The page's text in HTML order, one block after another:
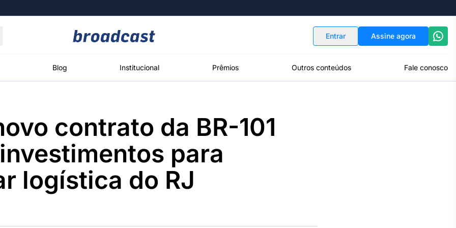
Entrar Assine agora
Blog Institucional Prêmios Outros conteúdos Fale conosco
Político
Os bastidores da
política em
tempo real
Energia
O setor de
energia elétrica
no Brasil
White Label
Plataforma para
conteúdos
personalizados
contrato da BR-101
para
logística do RJ